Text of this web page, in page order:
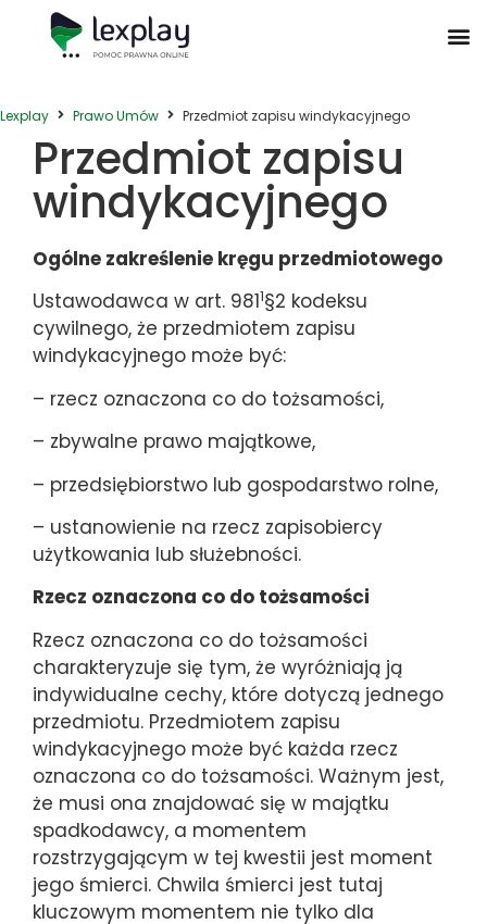
Lexplay Prawo Umów Przedmiot zapisu windykacyjnego
Przedmiot zapisu
windykacyjnego
Ogólne zakreślenie kręgu przedmiotowego
Ustawodawca w art. 9811§2 kodeksu
cywilnego, że przedmiotem zapisu
windykacyjnego może być:
– rzecz oznaczona co do tożsamości,
– zbywalne prawo majątkowe,
– przedsiębiorstwo lub gospodarstwo rolne,
– ustanowienie na rzecz zapisobiercy
użytkowania lub służebności.
Rzecz oznaczona co do tożsamości
Rzecz oznaczona co do tożsamości
charakteryzuje się tym, że wyróżniają ją
indywidualne cechy, które dotyczą jednego
przedmiotu. Przedmiotem zapisu
windykacyjnego może być każda rzecz
oznaczona co do tożsamości. Ważnym jest,
że musi ona znajdować się w majątku
spadkodawcy, a momentem
rozstrzygającym w tej kwestii jest moment
jego śmierci. Chwila śmierci jest tutaj
kluczowym momentem nie tylko dla